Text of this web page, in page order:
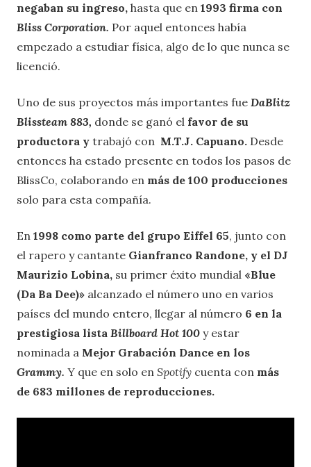
negaban su ingreso, hasta que en 1993 firma con
Bliss Corporation. Por aquel entonces había
empezado a estudiar física, algo de lo que nunca se
licenció.
Uno de sus proyectos más importantes fue DaBlitz
Blissteam 883, donde se ganó el favor de su
productora y trabajó con M.T.J. Capuano. Desde
entonces ha estado presente en todos los pasos de
BlissCo, colaborando en más de 100 producciones
solo para esta compañía.
En 1998 como parte del grupo Eiffel 65, junto con
el rapero y cantante Gianfranco Randone, y el DJ
Maurizio Lobina, su primer éxito mundial «Blue
(Da Ba Dee)» alcanzado el número uno en varios
países del mundo entero, llegar al número 6 en la
prestigiosa lista Billboard Hot 100 y estar
nominada a Mejor Grabación Dance en los
Grammy. Y que en solo en Spotify cuenta con más
de 683 millones de reproducciones.